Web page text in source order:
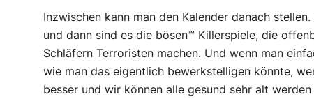
Inzwischen kann man den Kalender danach
und dann sind es die bösen™ Killerspiele, die
Schläfern Terroristen machen. Und wenn man
wie man das eigentlich bewerkstelligen könnte,
besser und wir können alle gesund sehr alt